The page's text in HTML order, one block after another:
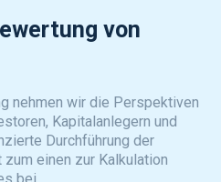
von
nehmen wir die Perspektiven
Kapitalanlegern und
Durchführung der
einen zur Kalkulation